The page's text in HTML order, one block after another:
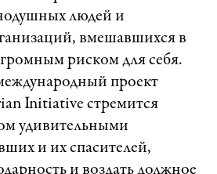
людей и
вмешавшихся в
риском для себя.
проект
Initiative стремится
удивительными
и их спасителей,
и воздать должное